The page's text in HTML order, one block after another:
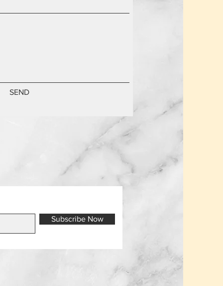
SEND
Subscribe Now